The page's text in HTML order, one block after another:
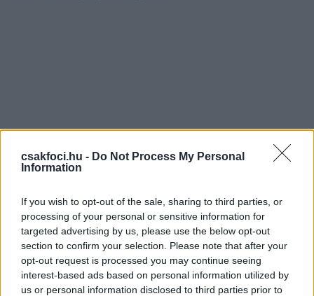
csakfoci.hu - Do Not Process My Personal
Information
If you wish to opt-out of the sale, sharing to third parties, or
processing of your personal or sensitive information for
targeted advertising by us, please use the below opt-out
section to confirm your selection. Please note that after your
opt-out request is processed you may continue seeing
interest-based ads based on personal information utilized by
us or personal information disclosed to third parties prior to
A Paks július 10-én játszik először a kolozsvári
csapattal, a visszavágót egy hét múlva rendezik az
EL-selejtezőben.
Olvastad már?